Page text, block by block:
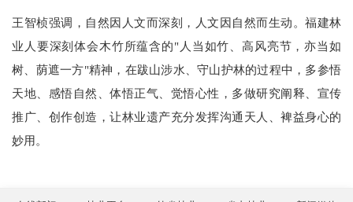
王智桢强调，自然因人文而深刻，人文因自然而生动。福建林
业人要深刻体会木竹所蕴含的"人当如竹、高风亮节，亦当如
树、荫遮一方"精神，在跋山涉水、守山护林的过程中，多参悟
天地、感悟自然、体悟正气、觉悟心性，多做研究阐释、宣传
推广、创作创造，让林业遗产充分发挥沟通天人、裨益身心的
妙用。